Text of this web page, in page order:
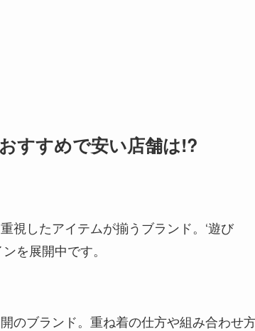
すすめで安い店舗は!?
視したアイテムが揃うブランド。‘遊び
を展開中です。
のブランド。重ね着の仕方や組み合わせ